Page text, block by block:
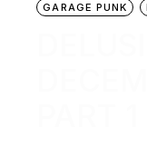
GARAGE PUNK